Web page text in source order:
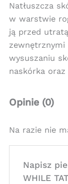
Natłuszcza
w warstwie
ją przed
zewnętrznymi
wysuszaniu
naskórka oraz
Opinie (0)
Na razie nie
Napisz
WHILE